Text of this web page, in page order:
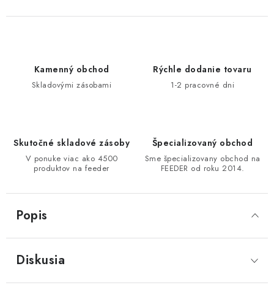
Kamenný obchod
Skladovými zásobami
Rýchle dodanie tovaru
1-2 pracovné dni
Skutočné skladové zásoby
V ponuke viac ako 4500
produktov na feeder
Špecializovaný obchod
Sme špecializovany obchod na
FEEDER od roku 2014.
Popis
Diskusia